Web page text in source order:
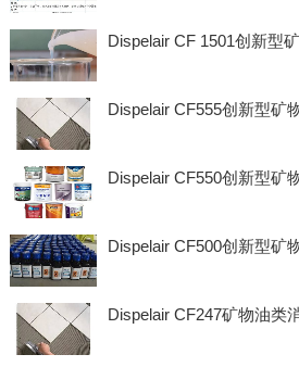
Dispelair CF 1501创新型
Dispelair CF555创新型矿
Dispelair CF550创新型矿
Dispelair CF500创新型矿
Dispelair CF247矿物油类